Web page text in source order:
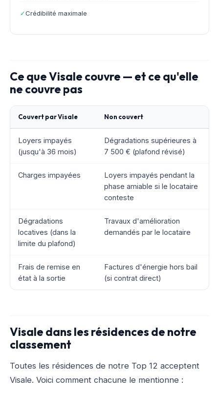
✓Crédibilité maximale
Ce que Visale couvre — et ce qu'elle
ne couvre pas
Couvert par Visale Non couvert
Loyers impayés
(jusqu'à 36 mois)
Dégradations supérieures à
7 500 € (plafond révisé)
Charges impayées
Loyers impayés pendant la
phase amiable si le locataire
conteste
Dégradations
locatives (dans la
limite du plafond)
Travaux d'amélioration
demandés par le locataire
Frais de remise en
état à la sortie
Factures d'énergie hors bail
(si contrat direct)
Visale dans les résidences de notre
classement
Toutes les résidences de notre Top 12 acceptent
Visale. Voici comment chacune le mentionne :